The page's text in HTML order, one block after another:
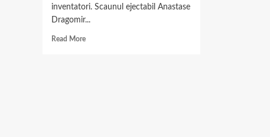
inventatori. Scaunul ejectabil Anastase
Dragomir...
Read MoreRead